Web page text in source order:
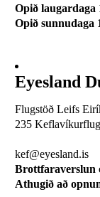
Opið laugardaga
Opið sunnudaga
Eyesland
Flugstöð Leifs
235
kef@eyesland.is
Brottfaraverslun
Athugið að